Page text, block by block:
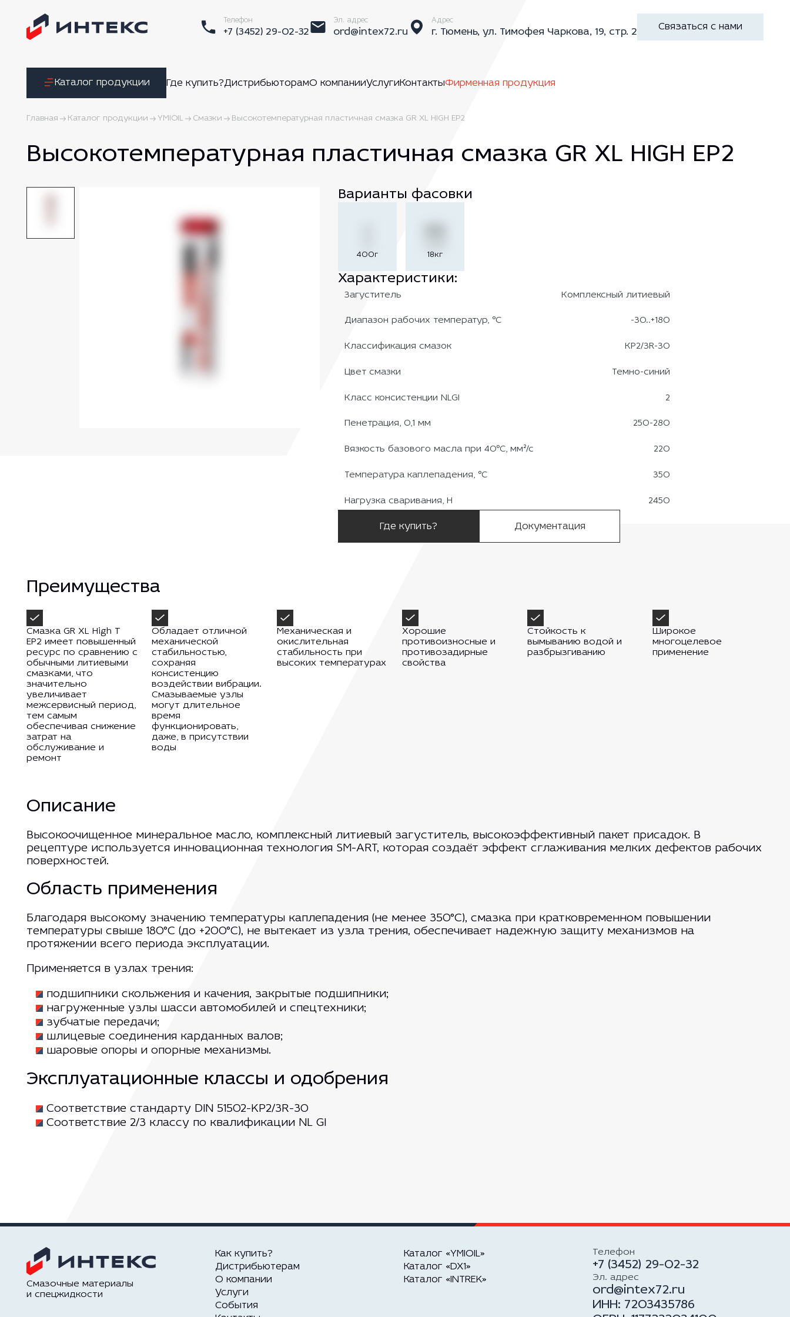
Телефон
+7 (3452) 29-02-32
Эл. адрес
ord@intex72.ru
Адрес
г. Тюмень, ул. Тимофея Чаркова, 19, стр. 2 Связаться с нами
Каталог продукции Где купить?ДистрибьюторамО компанииУслугиКонтактыФирменная продукция
Главная Каталог продукции YMIOIL Смазки Высокотемпературная пластичная смазка GR XL HIGH EP2
Высокотемпературная пластичная смазка GR XL HIGH EP2
Варианты фасовки
400г 18кг
Характеристики:
Загуститель Комплексный литиевый
Диапазон рабочих температур, °С -30..+180
Классификация смазок КР2/3R-30
Цвет смазки Темно-синий
Класс консистенции NLGI 2
Пенетрация, 0,1 мм 250-280
Вязкость базового масла при 40°С, мм²/с 220
Температура каплепадения, °С 350
Нагрузка сваривания, Н 2450
Где купить? Документация
Преимущества
Смазка GR XL High T
EP2 имеет повышенный
ресурс по сравнению с
обычными литиевыми
смазками, что
значительно
увеличивает
межсервисный период,
тем самым
обеспечивая снижение
затрат на
обслуживание и
ремонт
Обладает отличной
механической
стабильностью,
сохраняя
консистенцию
воздействии вибрации.
Смазываемые узлы
могут длительное
время
функционировать,
даже, в присутствии
воды
Механическая и
окислительная
стабильность при
высоких температурах
Хорошие
противоизносные и
противозадирные
свойства
Стойкость к
вымыванию водой и
разбрызгиванию
Широкое
многоцелевое
применение
Описание
Высокоочищенное минеральное масло, комплексный литиевый загуститель, высокоэффективный пакет присадок. В
рецептуре используется инновационная технология SM-ART, которая создаёт эффект сглаживания мелких дефектов рабочих
поверхностей.
Область применения
Благодаря высокому значению температуры каплепадения (не менее 350°C), смазка при кратковременном повышении
температуры свыше 180°C (до +200°C), не вытекает из узла трения, обеспечивает надежную защиту механизмов на
протяжении всего периода эксплуатации.
Применяется в узлах трения:
подшипники скольжения и качения, закрытые подшипники;
нагруженные узлы шасси автомобилей и спецтехники;
зубчатые передачи;
шлицевые соединения карданных валов;
шаровые опоры и опорные механизмы.
Эксплуатационные классы и одобрения
Соответствие стандарту DIN 51502-KP2/3R-30
Соответствие 2/3 классу по квалификации NL GI
Смазочные материалы
и спецжидкости
Как купить?
Дистрибьютерам
О компании
Услуги
События
Каталог «YMIOIL»
Каталог «DX1»
Каталог «INTREK»
Телефон
+7 (3452) 29-02-32
Эл. адрес
ord@intex72.ru
ИНН: 7203435786